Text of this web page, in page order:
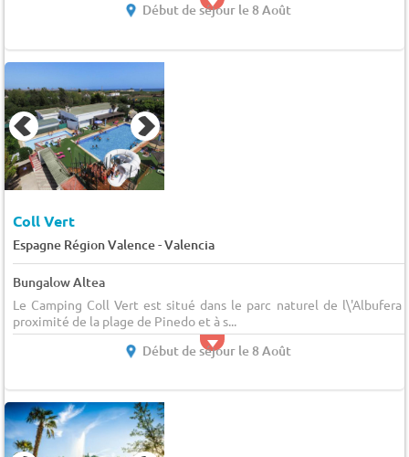
Début de séjour le 8 Août
Coll Vert
Espagne Région Valence-Valencia
Bungalow Altea
Le Camping Coll Vert est situé dans le parc naturel de l\'Albufera
proximité de la plage de Pinedo et à s...
Début de séjour le 8 Août